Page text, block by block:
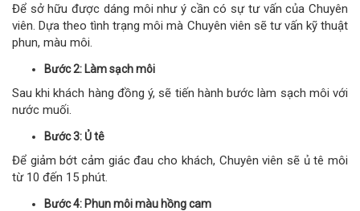
Để sở hữu được dáng môi như ý cần có sự tư vấn của Chuyên
viên. Dựa theo tình trạng môi mà Chuyên viên sẽ tư vấn kỹ thuật
phun, màu môi.
Bước 2: Làm sạch môi
Sau khi khách hàng đồng ý, sẽ tiến hành bước làm sạch môi với
nước muối.
Bước 3: Ủ tê
Để giảm bớt cảm giác đau cho khách, Chuyên viên sẽ ủ tê môi
từ 10 đến 15 phút.
Bước 4: Phun môi màu hồng cam